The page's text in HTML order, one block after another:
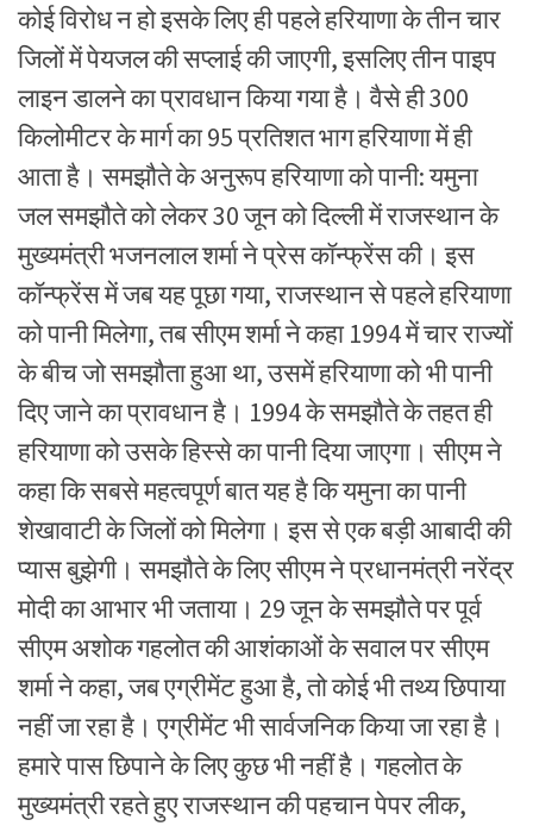
कोई विरोध न हो इसके लिए ही पहले हरियाणा के तीन चार
जिलों में पेयजल की सप्लाई की जाएगी, इसलिए तीन पाइप
लाइन डालने का प्रावधान किया गया है। वैसे ही 300
किलोमीटर के मार्ग का 95 प्रतिशत भाग हरियाणा में ही
आता है। समझौते के अनुरूप हरियाणा को पानी: यमुना
जल समझौते को लेकर 30 जून को दिल्ली में राजस्थान के
मुख्यमंत्री भजनलाल शर्मा ने प्रेस कॉन्फ्रेंस की। इस
कॉन्फ्रेंस में जब यह पूछा गया, राजस्थान से पहले हरियाणा
को पानी मिलेगा, तब सीएम शर्मा ने कहा 1994 में चार राज्यों
के बीच जो समझौता हुआ था, उसमें हरियाणा को भी पानी
दिए जाने का प्रावधान है। 1994 के समझौते के तहत ही
हरियाणा को उसके हिस्से का पानी दिया जाएगा। सीएम ने
कहा कि सबसे महत्वपूर्ण बात यह है कि यमुना का पानी
शेखावाटी के जिलों को मिलेगा। इस से एक बड़ी आबादी की
प्यास बुझेगी। समझौते के लिए सीएम ने प्रधानमंत्री नरेंद्र
मोदी का आभार भी जताया। 29 जून के समझौते पर पूर्व
सीएम अशोक गहलोत की आशंकाओं के सवाल पर सीएम
शर्मा ने कहा, जब एग्रीमेंट हुआ है, तो कोई भी तथ्य छिपाया
नहीं जा रहा है। एग्रीमेंट भी सार्वजनिक किया जा रहा है।
हमारे पास छिपाने के लिए कुछ भी नहीं है। गहलोत के
मुख्यमंत्री रहते हुए राजस्थान की पहचान पेपर लीक,